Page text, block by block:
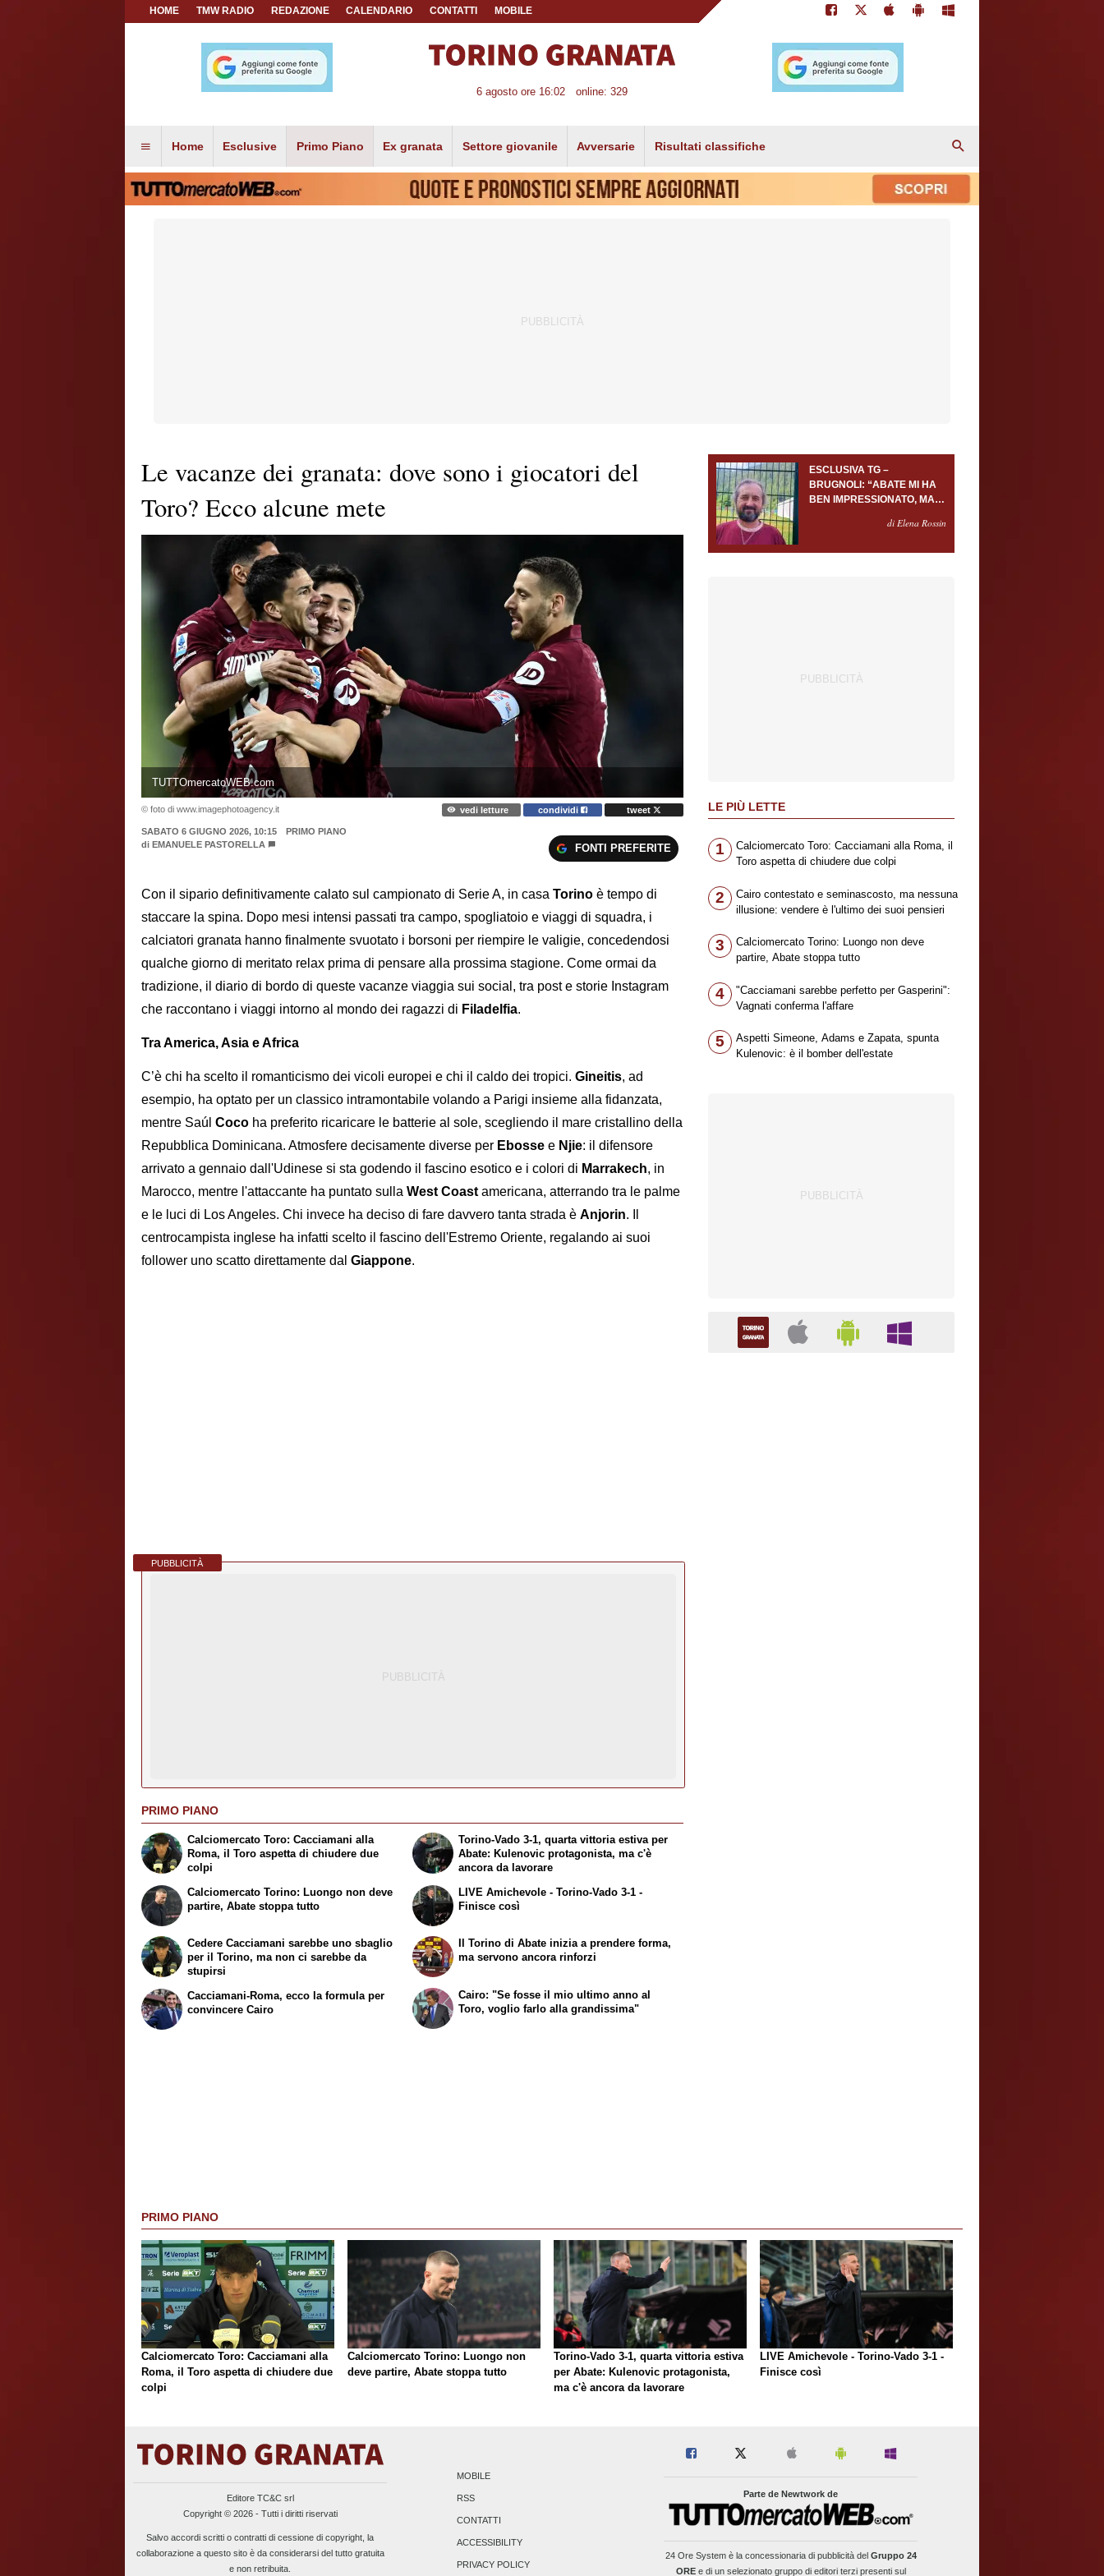
HOME TMW RADIO REDAZIONE CALENDARIO CONTATTI MOBILE
6 agosto ore 16:02 online: 329
Home Esclusive Primo Piano Ex granata Settore giovanile Avversarie Risultati classifiche
Le vacanze dei granata: dove sono i giocatori del
Toro? Ecco alcune mete
TUTTOmercatoWEB.com
© foto di www.imagephotoagency.it vedi letture condividi tweet
SABATO 6 GIUGNO 2026, 10:15
PRIMO PIANO
di EMANUELE PASTORELLA FONTI PREFERITE
Con il sipario definitivamente calato sul campionato di Serie A, in casa Torino è tempo di
staccare la spina. Dopo mesi intensi passati tra campo, spogliatoio e viaggi di squadra, i
calciatori granata hanno finalmente svuotato i borsoni per riempire le valigie, concedendosi
qualche giorno di meritato relax prima di pensare alla prossima stagione. Come ormai da
tradizione, il diario di bordo di queste vacanze viaggia sui social, tra post e storie Instagram
che raccontano i viaggi intorno al mondo dei ragazzi di Filadelfia.
Tra America, Asia e Africa
C’è chi ha scelto il romanticismo dei vicoli europei e chi il caldo dei tropici. Gineitis, ad
esempio, ha optato per un classico intramontabile volando a Parigi insieme alla fidanzata,
mentre Saúl Coco ha preferito ricaricare le batterie al sole, scegliendo il mare cristallino della
Repubblica Dominicana. Atmosfere decisamente diverse per Ebosse e Njie: il difensore
arrivato a gennaio dall'Udinese si sta godendo il fascino esotico e i colori di Marrakech, in
Marocco, mentre l'attaccante ha puntato sulla West Coast americana, atterrando tra le palme
e le luci di Los Angeles. Chi invece ha deciso di fare davvero tanta strada è Anjorin. Il
centrocampista inglese ha infatti scelto il fascino dell'Estremo Oriente, regalando ai suoi
follower uno scatto direttamente dal Giappone.
PUBBLICITÀ
PRIMO PIANO
Calciomercato Toro: Cacciamani alla
Roma, il Toro aspetta di chiudere due
colpi
Calciomercato Torino: Luongo non deve
partire, Abate stoppa tutto
Torino-Vado 3-1, quarta vittoria estiva per
Abate: Kulenovic protagonista, ma c'è
ancora da lavorare
LIVE Amichevole - Torino-Vado 3-1 -
Finisce così
Cedere Cacciamani sarebbe uno sbaglio
per il Torino, ma non ci sarebbe da
stupirsi
Cacciamani-Roma, ecco la formula per
convincere Cairo
Il Torino di Abate inizia a prendere forma,
ma servono ancora rinforzi
Cairo: "Se fosse il mio ultimo anno al
Toro, voglio farlo alla grandissima"
ESCLUSIVA TG –
BRUGNOLI: “ABATE MI HA
BEN IMPRESSIONATO, MA
PORTIERE SERVONOdi Elena Rossin
LE PIÙ LETTE
1
Calciomercato Toro: Cacciamani alla Roma, il
Toro aspetta di chiudere due colpi
2
Cairo contestato e seminascosto, ma nessuna
illusione: vendere è l'ultimo dei suoi pensieri
3
Calciomercato Torino: Luongo non deve
partire, Abate stoppa tutto
4
"Cacciamani sarebbe perfetto per Gasperini":
Vagnati conferma l'affare
5
Aspetti Simeone, Adams e Zapata, spunta
Kulenovic: è il bomber dell'estate
PRIMO PIANO
Calciomercato Toro: Cacciamani alla
Roma, il Toro aspetta di chiudere due
colpi
Calciomercato Torino: Luongo non
deve partire, Abate stoppa tutto
Torino-Vado 3-1, quarta vittoria estiva
per Abate: Kulenovic protagonista,
ma c'è ancora da lavorare
LIVE Amichevole - Torino-Vado 3-1 -
Finisce così
Editore TC&C srl
Copyright © 2026 - Tutti i diritti riservati
Salvo accordi scritti o contratti di cessione di copyright, la
collaborazione a questo sito è da considerarsi del tutto gratuita
e non retribuita.
MOBILE
RSS
CONTATTI
ACCESSIBILITY
PRIVACY POLICY
Parte de Newtwork de
24 Ore Systemè la concessionaria di pubblicità del Gruppo 24
OREe di un selezionato gruppo di editori terzi presenti sul